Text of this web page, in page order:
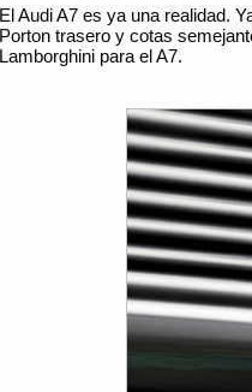
El Audi A7 es ya una realidad.
Porton trasero y cotas
Lamborghini para el A7.